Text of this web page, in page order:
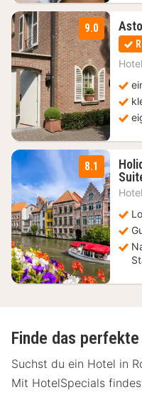
9.0
8.1
Finde das
Suchst du ein Hotel in
Mit HotelSpecials